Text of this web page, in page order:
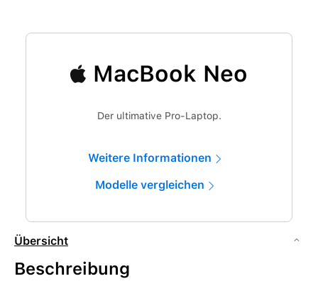
MacBook Neo
Der ultimative Pro-Laptop.
Weitere Informationen
Modelle vergleichen
Übersicht
Beschreibung